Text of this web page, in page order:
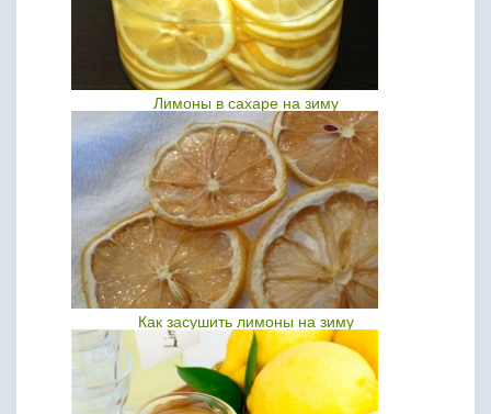
Лимоны в сахаре на зиму
Как засушить лимоны на зиму